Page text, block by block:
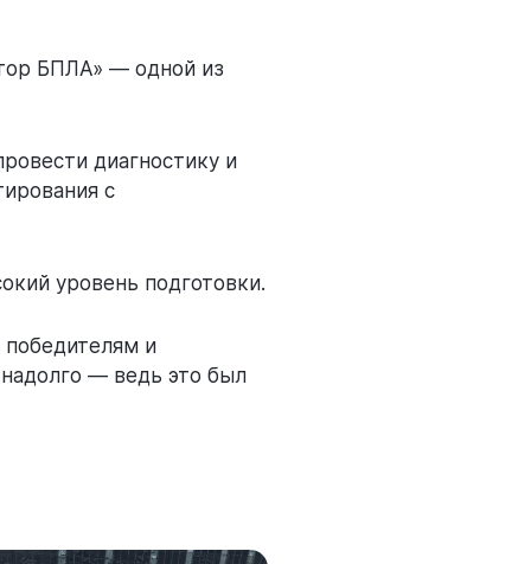
БПЛА» — одной из
диагностику и
с
уровень подготовки.
и
— ведь это был